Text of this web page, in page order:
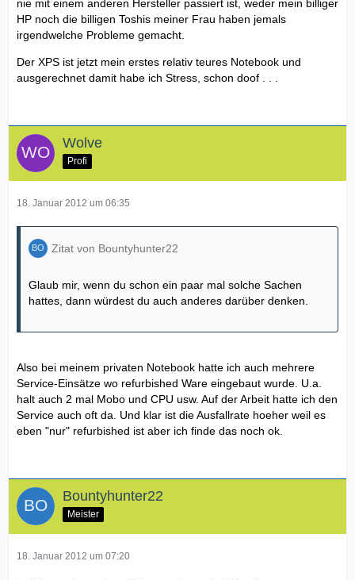
nie mit einem anderen Hersteller passiert ist, weder mein billiger
HP noch die billigen Toshis meiner Frau haben jemals
irgendwelche Probleme gemacht.
Der XPS ist jetzt mein erstes relativ teures Notebook und
ausgerechnet damit habe ich Stress, schon doof . . .
Wolve
Profi
18. Januar 2012 um 06:35
Zitat von Bountyhunter22
Glaub mir, wenn du schon ein paar mal solche Sachen
hattes, dann würdest du auch anderes darüber denken.
Also bei meinem privaten Notebook hatte ich auch mehrere
Service-Einsätze wo refurbished Ware eingebaut wurde. U.a.
halt auch 2 mal Mobo und CPU usw. Auf der Arbeit hatte ich den
Service auch oft da. Und klar ist die Ausfallrate hoeher weil es
eben "nur" refurbished ist aber ich finde das noch ok.
Bountyhunter22
Meister
18. Januar 2012 um 07:20